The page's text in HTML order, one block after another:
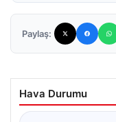
Paylaş:
Hava Durumu